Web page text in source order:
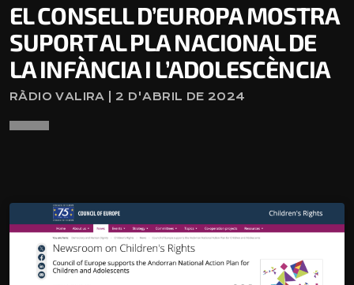
EL CONSELL D’EUROPA MOSTRA
SUPORT AL PLA NACIONAL DE
LA INFÀNCIA I L’ADOLESCÈNCIA
RÀDIO VALIRA | 2 D'ABRIL DE 2024